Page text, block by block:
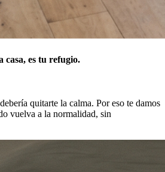
casa, es tu refugio.
quitarte la calma. Por eso te damos
vuelva a la normalidad, sin